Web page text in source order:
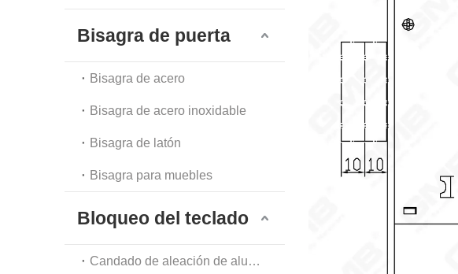
Bisagra de puerta
Bisagra de acero
Bisagra de acero inoxidable
Bisagra de latón
Bisagra para muebles
Bloqueo del teclado
Candado de aleación de aluminio